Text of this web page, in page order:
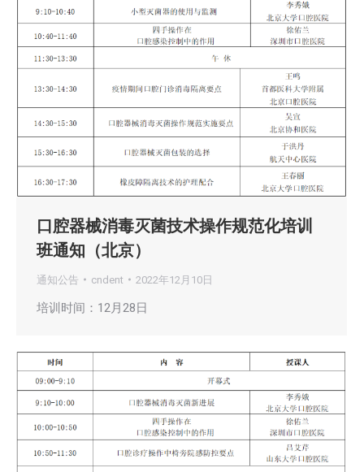
口腔器械消毒灭菌技术操作规范化培训
班通知（北京）
通知公告 cndent 2022年12月10日
培训时间：12月28日